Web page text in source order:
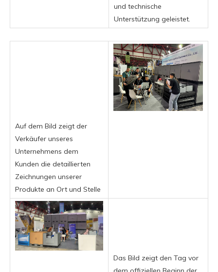
und technische
Unterstützung geleistet.
Auf dem Bild zeigt der
Verkäufer unseres
Unternehmens dem
Kunden die detaillierten
Zeichnungen unserer
Produkte an Ort und Stelle
Das Bild zeigt den Tag vor